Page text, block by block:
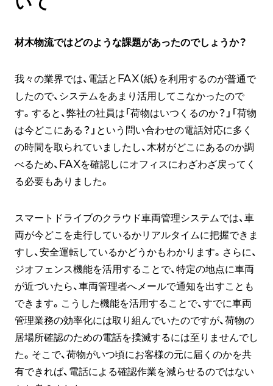
いて
材木物流ではどのような課題があったのでしょうか？
我々の業界では、電話とFAX（紙）を利用するのが普通で
したので、システムをあまり活用してこなかったので
す。すると、弊社の社員は「荷物はいつくるのか？」「荷物
は今どこにある？」という問い合わせの電話対応に多く
の時間を取られていましたし、木材がどこにあるのか調
べるため、FAXを確認しにオフィスにわざわざ戻ってく
る必要もありました。
スマートドライブのクラウド車両管理システムでは、車
両が今どこを走行しているかリアルタイムに把握できま
すし、安全運転しているかどうかもわかります。さらに、
ジオフェンス機能を活用することで、特定の地点に車両
が近づいたら、車両管理者へメールで通知を出すことも
できます。こうした機能を活用することで、すでに車両
管理業務の効率化には取り組んでいたのですが、荷物の
居場所確認のための電話を撲滅するには至りませんでし
た。そこで、荷物がいつ頃にお客様の元に届くのかを共
有できれば、電話による確認作業を減らせるのではない